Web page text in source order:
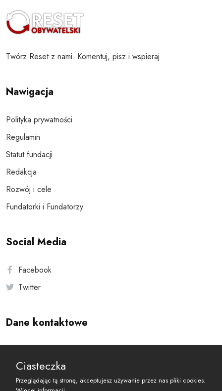
Twórz Reset z nami. Komentuj, pisz i wspieraj
Nawigacja
Polityka prywatności
Regulamin
Statut fundacji
Redakcja
Rozwój i cele
Fundatorki i Fundatorzy
Social Media
Facebook
Twitter
Dane kontaktowe
reset@resetobywatelski.pl
Ciasteczka
Przeglądając tą stronę, akceptujesz używanie przez nas pliki cookies.